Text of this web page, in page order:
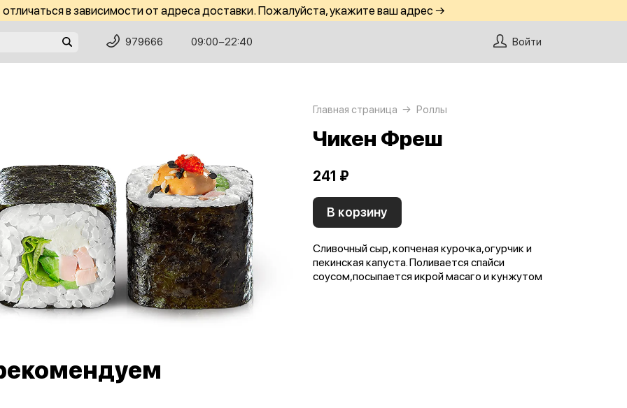
в зависимости от адреса доставки. Пожалуйста, укажите ваш адрес →
979666 09:00−22:40 Войти
Главная страница Роллы
Чикен Фреш
241 ₽
В корзину
Сливочный сыр, копченая курочка,огурчик и
пекинская капуста. Поливается спайси
соусом,посыпается икрой масаго и кунжутом